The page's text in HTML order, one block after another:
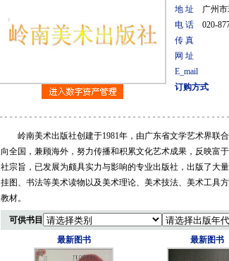
地 址 广州市
电 话 020-
传 真
网 址
E_mail
订购方式
岭南美术出版社创建于1981年，由广东省文学艺术界联
向全国，兼顾海外，努力传播和积累文化艺术成果，反映富
社宗旨，已发展为颇具实力与影响的专业出版社，出版了大
挂图、书法等美术读物以及美术理论、美术技法、美术工具
教材。
可供书目
最新图书
最新图书